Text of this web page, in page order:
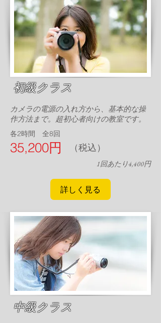
初級クラス
カメラの電源の入れ方から、基本的な操
作方法まで。超初心者向けの教室です。
各2時間 全8回
​35,200円 （税込）
​1回あたり4,400円
詳しく見る
中級クラス